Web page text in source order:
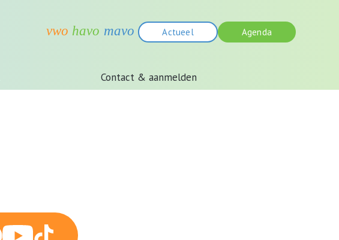
Actueel Agenda
Contact & aanmelden